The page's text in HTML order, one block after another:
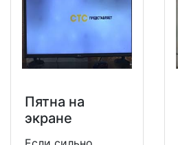
Пятна на
экране